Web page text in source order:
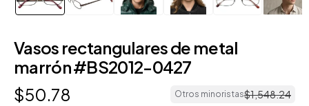
Vasos rectangulares de metal
marrón #BS2012-0427
$50.78 Otros minoristas$1,548.24